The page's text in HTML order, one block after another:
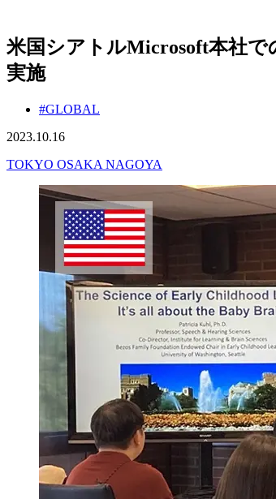
米国シアトルMicrosoft本社
実施
#GLOBAL
2023.10.16
TOKYO OSAKA NAGOYA